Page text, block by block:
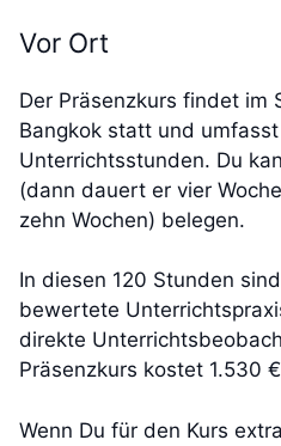
Vor Ort
Der Präsenzkurs findet im
Bangkok statt und
Unterrichtsstunden. Du
(dann dauert er vier
zehn Wochen) belegen.
In diesen 120 Stunden
bewertete
direkte
Präsenzkurs kostet 1.530
Wenn Du für den Kurs